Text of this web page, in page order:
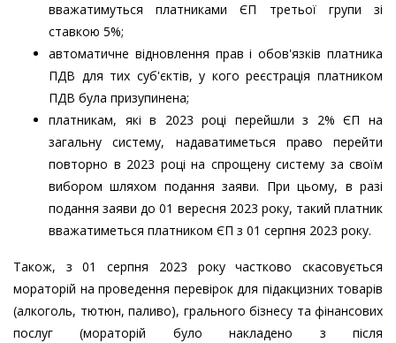
вважатимуться платниками ЄП третьої групи зі
ставкою 5%;
автоматичне відновлення прав і обов'язків платника
ПДВ для тих суб'єктів, у кого реєстрація платником
ПДВ була призупинена;
платникам, які в 2023 році перейшли з 2% ЄП на
загальну систему, надаватиметься право перейти
повторно в 2023 році на спрощену систему за своїм
вибором шляхом подання заяви. При цьому, в разі
подання заяви до 01 вересня 2023 року, такий платник
вважатиметься платником ЄП з 01 серпня 2023 року.
Також, з 01 серпня 2023 року частково скасовується
мораторій на проведення перевірок для підакцизних товарів
(алкоголь, тютюн, паливо), грального бізнесу та фінансових
послуг (мораторій було накладено з після